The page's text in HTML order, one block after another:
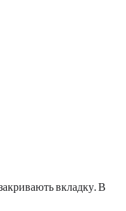
вкладку. В